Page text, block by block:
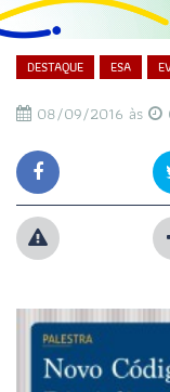
DESTAQUE ESA
08/09/2016 às